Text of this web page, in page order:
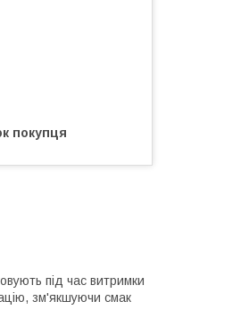
покупця
під час витримки
зм'якшуючи смак